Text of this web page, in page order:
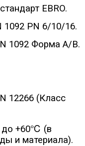
EBRO.
1092 PN 6/10/16.
1092 Форма А/B.
12266 (Класс
до +60℃ (в
и материала).